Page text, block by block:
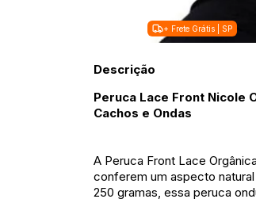
+ Frete Grátis | SP
Descrição
Peruca Lace Front Nicole
Cachos e Ondas
A Peruca Front Lace
conferem um aspecto
250 gramas, essa peruca